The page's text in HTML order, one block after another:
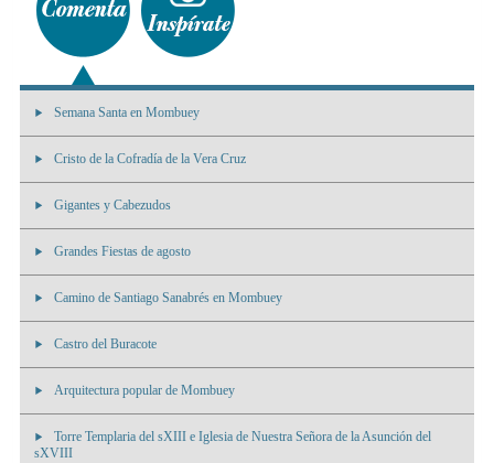
Semana Santa en Mombuey
Cristo de la Cofradía de la Vera Cruz
Gigantes y Cabezudos
Grandes Fiestas de agosto
Camino de Santiago Sanabrés en Mombuey
Castro del Buracote
Arquitectura popular de Mombuey
Torre Templaria del sXIII e Iglesia de Nuestra Señora de la Asunción del
sXVIII